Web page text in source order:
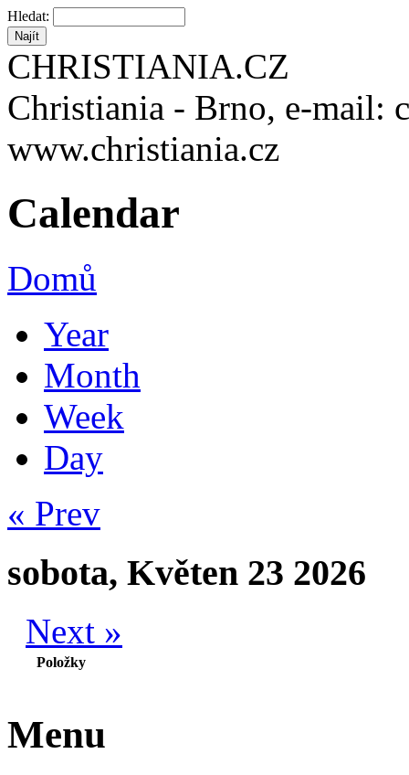
Hledat:
CHRISTIANIA.CZ
Christiania - Brno, e-mail:
www.christiania.cz
Calendar
Domů
Year
Month
Week
Day
« Prev
sobota, Květen 23 2026
Next »
Položky
Menu